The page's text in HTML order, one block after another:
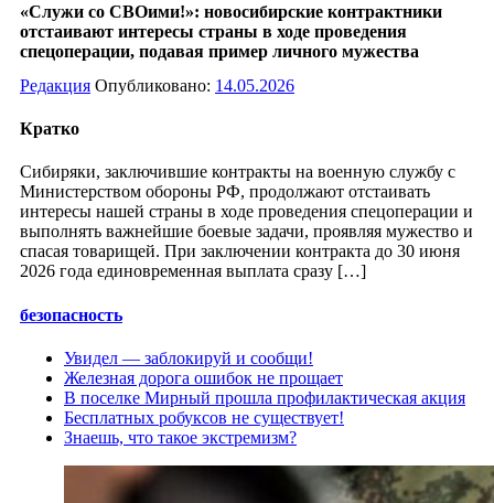
«Служи со СВОими!»: новосибирские контрактники
отстаивают интересы страны в ходе проведения
спецоперации, подавая пример личного мужества
Редакция Опубликовано: 14.05.2026
Кратко
Сибиряки, заключившие контракты на военную службу с
Министерством обороны РФ, продолжают отстаивать
интересы нашей страны в ходе проведения спецоперации и
выполнять важнейшие боевые задачи, проявляя мужество и
спасая товарищей. При заключении контракта до 30 июня
2026 года единовременная выплата сразу […]
безопасность
Увидел — заблокируй и сообщи!
Железная дорога ошибок не прощает
В поселке Мирный прошла профилактическая акция
Бесплатных робуксов не существует!
Знаешь, что такое экстремизм?